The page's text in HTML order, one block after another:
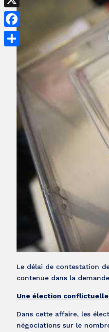
Le délai de contestation
contenue dans la
Une élection
Dans cette affaire, les
négociations sur le
X
Facebook
Partager